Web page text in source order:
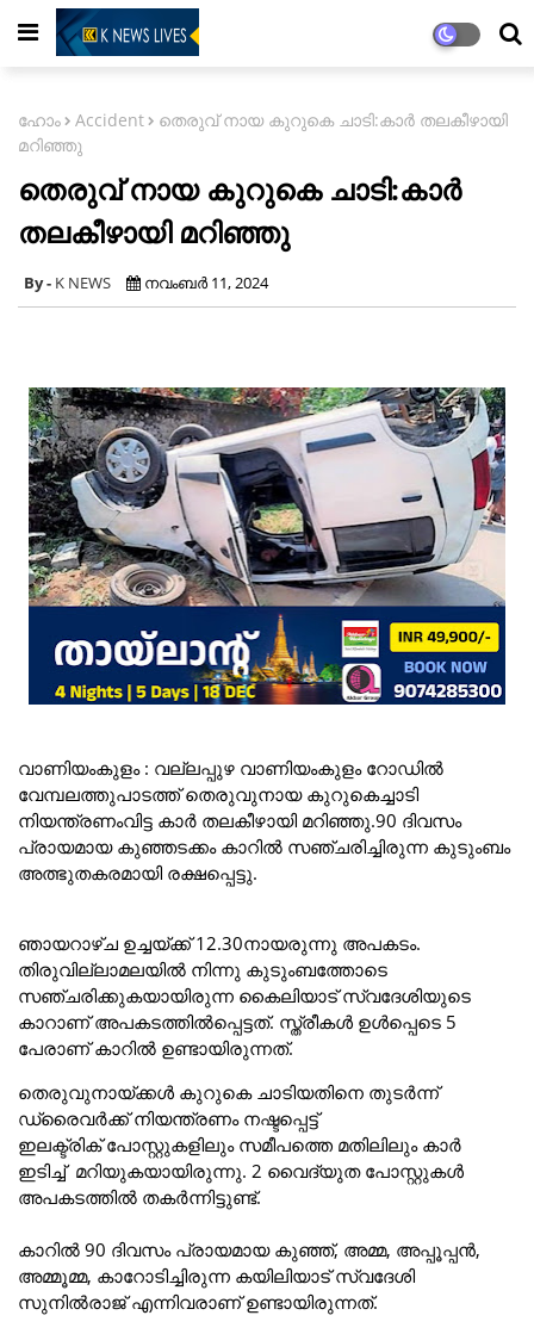
ഹോം Accident
തെരുവ് നായ കുറുകെ ചാടി:കാർ തലകീഴായി
മറിഞ്ഞു
തെരുവ് നായ കുറുകെ ചാടി:കാർ
തലകീഴായി മറിഞ്ഞു
K NEWS നവംബർ 11, 2024
വാണിയംകുളം : വല്ലപ്പുഴ വാണിയംകുളം റോഡിൽ
വേമ്പലത്തുപാടത്ത് തെരുവുനായ കുറുകെച്ചാടി
നിയന്ത്രണംവിട്ട കാർ തലകീഴായി മറിഞ്ഞു.90 ദിവസം
പ്രായമായ കുഞ്ഞടക്കം കാറിൽ സഞ്ചരിച്ചിരുന്ന കുടുംബം
അത്ഭുതകരമായി രക്ഷപ്പെട്ടു.
ഞായറാഴ്ച ഉച്ചയ്ക്ക് 12.30നായരുന്നു അപകടം.
തിരുവില്ലാമലയിൽ നിന്നു കുടുംബത്തോടെ
സഞ്ചരിക്കുകയായിരുന്ന കൈലിയാട് സ്വദേശിയുടെ
കാറാണ് അപകടത്തിൽപ്പെട്ടത്. സ്ത്രീകൾ ഉൾപ്പെടെ 5
പേരാണ് കാറിൽ ഉണ്ടായിരുന്നത്.
തെരുവുനായ്ക്കൾ കുറുകെ ചാടിയതിനെ തുടർന്ന്
ഡ്രൈവർക്ക് നിയന്ത്രണം നഷ്ടപ്പെട്ട്
ഇലക്ട്രിക് പോസ്റ്റുകളിലും സമീപത്തെ മതിലിലും കാർ
ഇടിച്ച് മറിയുകയായിരുന്നു. 2 വൈദ്യുത പോസ്റ്റുകൾ
അപകടത്തിൽ തകർന്നിട്ടുണ്ട്.
കാറിൽ 90 ദിവസം പ്രായമായ കുഞ്ഞ്, അമ്മ, അപ്പൂപ്പൻ,
അമ്മൂമ്മ, കാറോടിച്ചിരുന്ന കയിലിയാട് സ്വദേശി
സുനിൽരാജ് എന്നിവരാണ് ഉണ്ടായിരുന്നത്.